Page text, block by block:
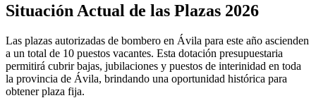
Situación Actual de las Plazas 2026
Las plazas autorizadas de bombero en Ávila para este año ascienden
a un total de 10 puestos vacantes. Esta dotación presupuestaria
permitirá cubrir bajas, jubilaciones y puestos de interinidad en toda
la provincia de Ávila, brindando una oportunidad histórica para
obtener plaza fija.